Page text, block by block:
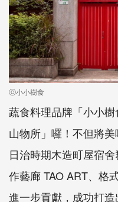
ⓒ小小樹食
蔬食料理品牌「小小
山物所」囉！不但將
日治時期木造町屋宿
作藝廊 TAO ART、格
進一步貢獻，成功打